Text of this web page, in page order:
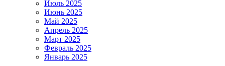
Июль 2025
Июнь 2025
Май 2025
Апрель 2025
Март 2025
Февраль 2025
Январь 2025